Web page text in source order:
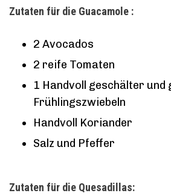
Zutaten für die Guacamole :
2 Avocados
2 reife Tomaten
1 Handvoll geschälter und
Frühlingszwiebeln
Handvoll Koriander
Salz und Pfeffer
Zutaten für die Quesadillas: